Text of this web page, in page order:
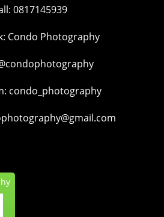
0817145939
Condo Photography
condo_photography